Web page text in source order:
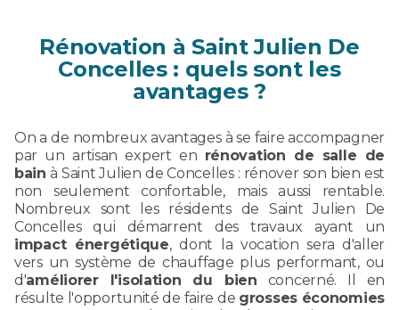
Rénovation à Saint Julien De
Concelles : quels sont les
avantages ?
On a de nombreux avantages à se faire accompagner
par un artisan expert en rénovation de salle de
bain à Saint Julien de Concelles : rénover son bien est
non seulement confortable, mais aussi rentable.
Nombreux sont les résidents de Saint Julien De
Concelles qui démarrent des travaux ayant un
impact énergétique, dont la vocation sera d'aller
vers un système de chauffage plus performant, ou
d'améliorer l'isolation du bien concerné. Il en
résulte l'opportunité de faire de grosses économies